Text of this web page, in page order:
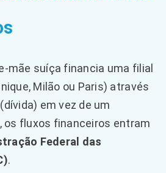
mãe suíça financia uma filial
Milão ou Paris) através
em vez de um
os fluxos financeiros entram
Federal das
.